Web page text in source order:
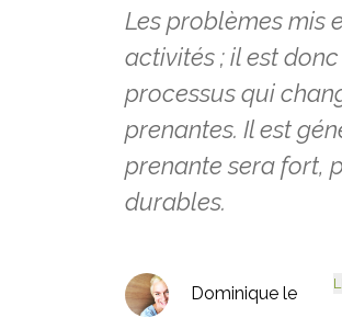
Les problèmes mis
activités ; il est
processus qui
prenantes. Il est
prenante sera fort,
durables.
Dominique le